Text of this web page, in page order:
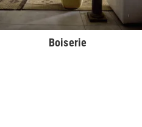
Boiserie